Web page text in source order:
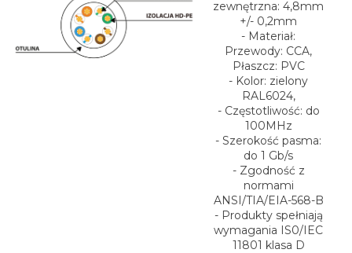
zewnętrzna: 4,8mm
+/- 0,2mm
- Materiał:
Przewody: CCA,
Płaszcz: PVC
- Kolor: zielony
RAL6024,
- Częstotliwość: do
100MHz
- Szerokość pasma:
do 1 Gb/s
- Zgodność z
normami
ANSI/TIA/EIA-568-B
- Produkty spełniają
wymagania IS0/IEC
11801 klasa D